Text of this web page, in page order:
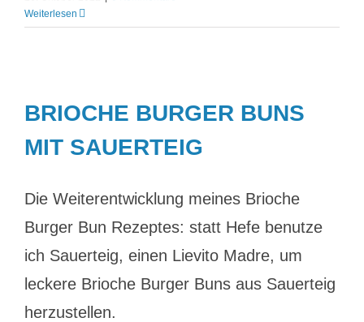
Weiterlesen
BRIOCHE BURGER BUNS
MIT SAUERTEIG
Die Weiterentwicklung meines Brioche
Burger Bun Rezeptes: statt Hefe benutze
ich Sauerteig, einen Lievito Madre, um
leckere Brioche Burger Buns aus Sauerteig
herzustellen.